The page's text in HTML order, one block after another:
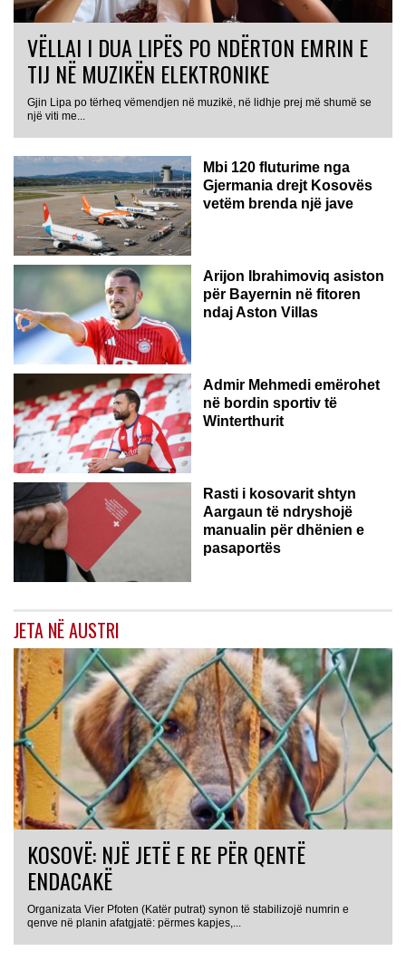
VËLLAI I DUA LIPËS PO NDËRTON EMRIN E
TIJ NË MUZIKËN ELEKTRONIKE
Gjin Lipa po tërheq vëmendjen në muzikë, në lidhje prej më shumë se
një viti me...
GJERMANI
Mbi 120 fluturime nga
Gjermania drejt Kosovës
vetëm brenda një jave
Arijon Ibrahimoviq asiston
për Bayernin në fitoren
ndaj Aston Villas
ZVICËR
Admir Mehmedi emërohet
në bordin sportiv të
Winterthurit
Rasti i kosovarit shtyn
Aargaun të ndryshojë
manualin për dhënien e
pasaportës
JETA NË AUSTRI
KOSOVË: NJË JETË E RE PËR QENTË
ENDACAKË
Organizata Vier Pfoten (Katër putrat) synon të stabilizojë numrin e
qenve në planin afatgjatë: përmes kapjes,...